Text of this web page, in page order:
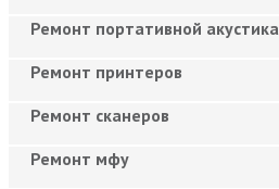
Ремонт портативной акустика
Ремонт принтеров
Ремонт сканеров
Ремонт мфу